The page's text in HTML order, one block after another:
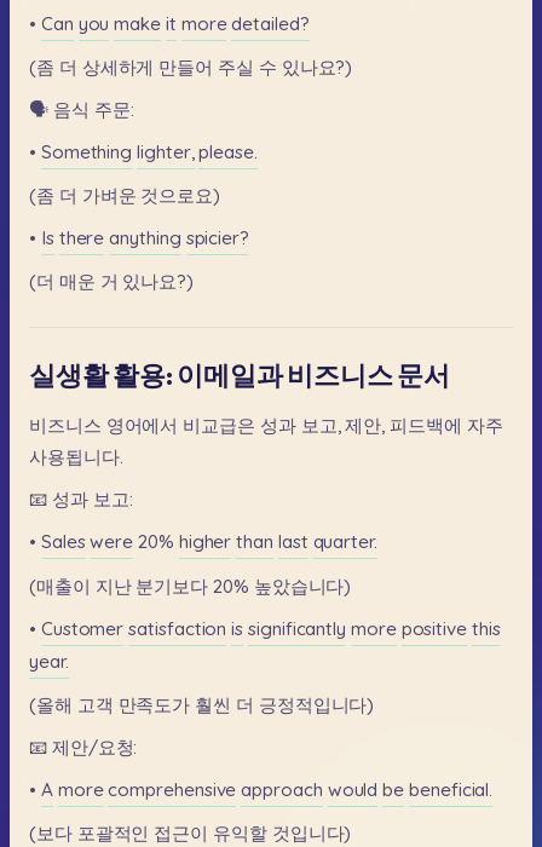
• Can you make it more detailed?
(좀 더 상세하게 만들어 주실 수 있나요?)
🗣️ 음식 주문:
• Something lighter, please.
(좀 더 가벼운 것으로요)
• Is there anything spicier?
(더 매운 거 있나요?)
실생활 활용: 이메일과 비즈니스 문서
비즈니스 영어에서 비교급은 성과 보고, 제안, 피드백에 자주
사용됩니다.
📧 성과 보고:
• Sales were 20% higher than last quarter.
(매출이 지난 분기보다 20% 높았습니다)
• Customer satisfaction is significantly more positive this
year.
(올해 고객 만족도가 훨씬 더 긍정적입니다)
📧 제안/요청:
• A more comprehensive approach would be beneficial.
(보다 포괄적인 접근이 유익할 것입니다)